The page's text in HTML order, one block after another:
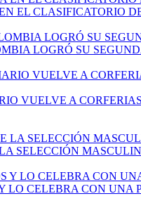
EL CLASIFICATORIO
LOGRÓ SU
VUELVE A
SELECCIÓN
LO CELEBRA CON